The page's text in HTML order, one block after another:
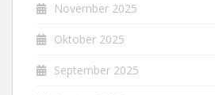
November 2025
Oktober 2025
September 2025